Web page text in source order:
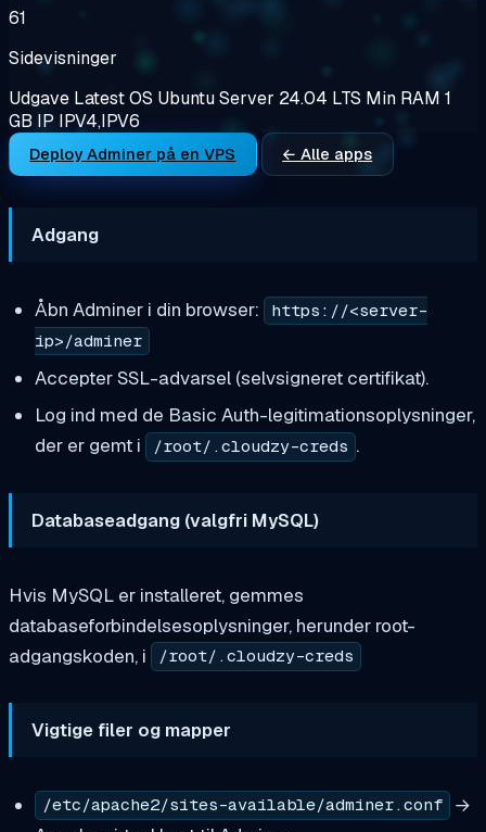
61
Sidevisninger
Udgave LatestOS Ubuntu Server 24.04 LTS Min RAM 1
GB IP IPV4,IPV6
Deploy Adminer på en VPS ← Alle apps
Adgang
Åbn Adminer i din browser:
https://<server-
ip>/adminer
Accepter SSL-advarsel (selvsigneret certifikat).
Log ind med de Basic Auth-legitimationsoplysninger,
der er gemt i
/root/.cloudzy-creds .
Databaseadgang (valgfri MySQL)
Hvis MySQL er installeret, gemmes
databaseforbindelsesoplysninger, herunder root-
adgangskoden, i
/root/.cloudzy-creds
Vigtige filer og mapper
/etc/apache2/sites-available/adminer.conf
→